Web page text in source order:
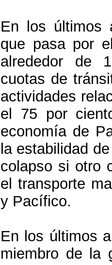
En los últimos
que pasa por
alrededor de
cuotas de
actividades
el 75 por
economía de
la estabilidad
colapso si otro
el transporte
y Pacífico.
En los últimos
miembro de la